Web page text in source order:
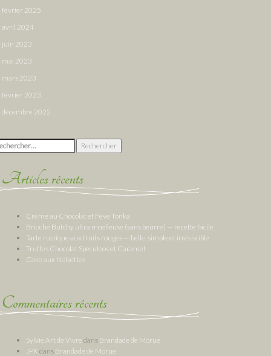
février 2025
avril 2024
juin 2023
mai 2023
mars 2023
février 2023
décembre 2022
:
Articles récents
Crème au Chocolat et Fève Tonka
Brioche Butchy ultra moelleuse (sans beurre) — recette facile
Tarte rustique aux fruits rouges — belle, simple et irrésistible
Truffes Chocolat Spéculoos et Caramel
Cake aux Noisettes
Commentaires récents
Sylvie Art de Vivre dans Brandade de Morue
JPK dans Brandade de Morue